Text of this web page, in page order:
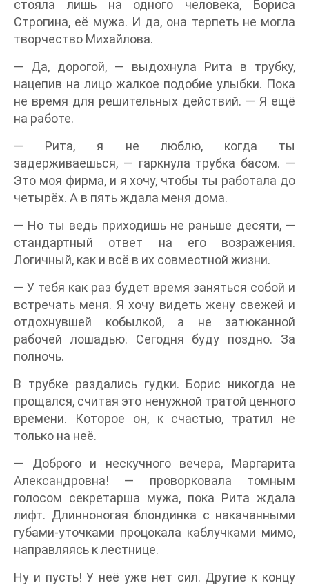
стояла лишь на одного человека, Бориса
Строгина, её мужа. И да, она терпеть не могла
творчество Михайлова.
— Да, дорогой, — выдохнула Рита в трубку,
нацепив на лицо жалкое подобие улыбки. Пока
не время для решительных действий. — Я ещё
на работе.
— Рита, я не люблю, когда ты
задерживаешься, — гаркнула трубка басом. —
Это моя фирма, и я хочу, чтобы ты работала до
четырёх. А в пять ждала меня дома.
— Но ты ведь приходишь не раньше десяти, —
стандартный ответ на его возражения.
Логичный, как и всё в их совместной жизни.
— У тебя как раз будет время заняться собой и
встречать меня. Я хочу видеть жену свежей и
отдохнувшей кобылкой, а не затюканной
рабочей лошадью. Сегодня буду поздно. За
полночь.
В трубке раздались гудки. Борис никогда не
прощался, считая это ненужной тратой ценного
времени. Которое он, к счастью, тратил не
только на неё.
— Доброго и нескучного вечера, Маргарита
Александровна! — проворковала томным
голосом секретарша мужа, пока Рита ждала
лифт. Длинноногая блондинка с накачанными
губами-уточками процокала каблучками мимо,
направляясь к лестнице.
Ну и пусть! У неё уже нет сил. Другие к концу